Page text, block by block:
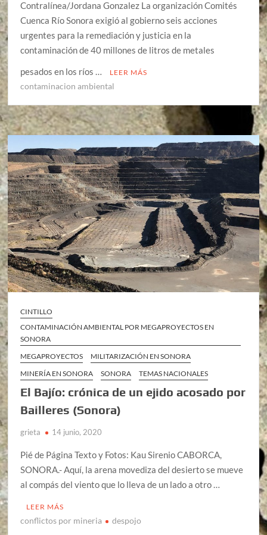
Contralínea/Jordana Gonzalez La organización Comités
Cuenca Río Sonora exigió al gobierno seis acciones
urgentes para la remediación y justicia en la
contaminación de 40 millones de litros de metales
pesados en los ríos …
LEER MÁS
contaminacion ambiental
CINTILLO
CONTAMINACIÓN AMBIENTAL POR MEGAPROYECTOS EN
SONORA
MEGAPROYECTOS
MILITARIZACIÓN EN SONORA
MINERÍA EN SONORA
SONORA TEMAS NACIONALES
El Bajío: crónica de un ejido acosado por
Bailleres (Sonora)
grieta 14 junio, 2020
Pié de Página Texto y Fotos: Kau Sirenio CABORCA,
SONORA.- Aquí, la arena movediza del desierto se mueve
al compás del viento que lo lleva de un lado a otro …
LEER MÁS
conflictos por mineria despojo